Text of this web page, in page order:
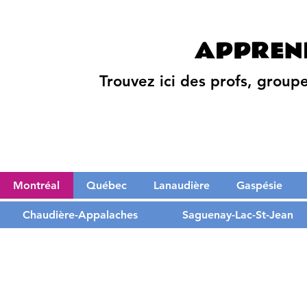
Trouvez ici des profs,
Montréal Québec Lanaudière Gaspésie
Chaudière-Appalaches Saguenay-Lac-St-Jean